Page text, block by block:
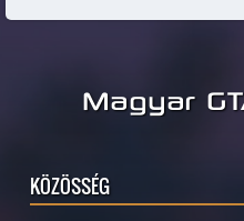
Magyar
KÖZÖSSÉG